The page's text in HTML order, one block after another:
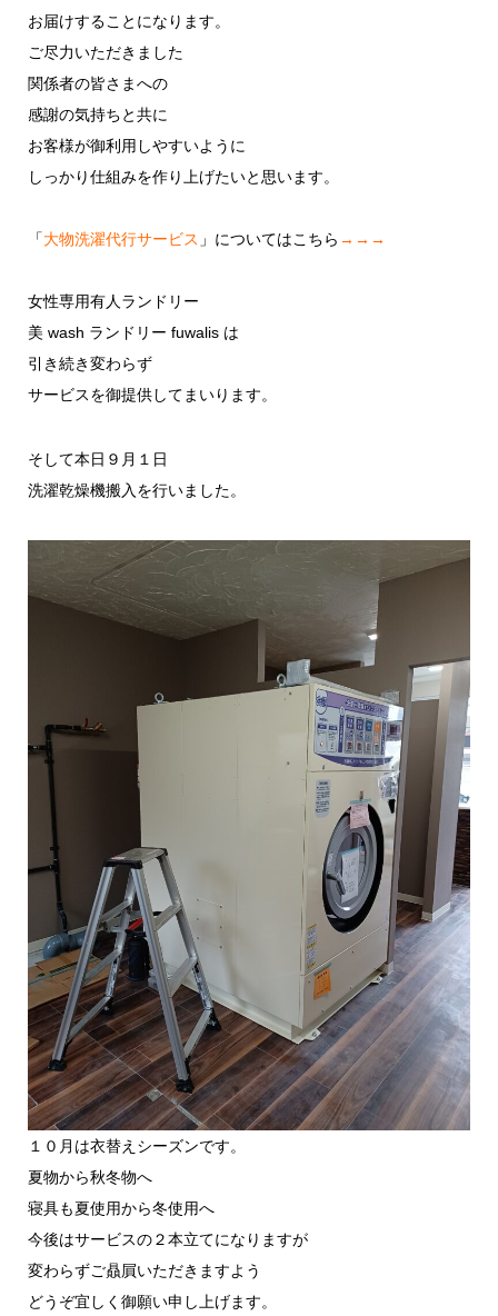
お届けすることになります。
ご尽力いただきました
関係者の皆さまへの
感謝の気持ちと共に
お客様が御利用しやすいように
しっかり仕組みを作り上げたいと思います。
「大物洗濯代行サービス 」についてはこちら →→→
女性専用有人ランドリー
美 wash ランドリー fuwalis は
引き続き変わらず
サービスを御提供してまいります。
そして本日９月１日
洗濯乾燥機搬入を行いました。
１０月は衣替えシーズンです。
夏物から秋冬物へ
寝具も夏使用から冬使用へ
今後はサービスの２本立てになりますが
変わらずご贔屓いただきますよう
どうぞ宜しく御願い申し上げます。